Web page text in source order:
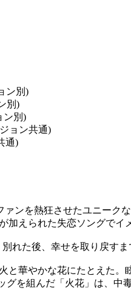
ン別)
別)
ン別)
ョン共通)
通)
ンを熱狂させたユニーク
えられた失恋ソングでイ
れた後、幸せを取り戻す
華やかな花にたとえた
を組んだ「火花」は、